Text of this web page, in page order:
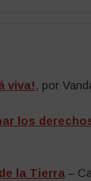
viva! , por
los
la Tierra–